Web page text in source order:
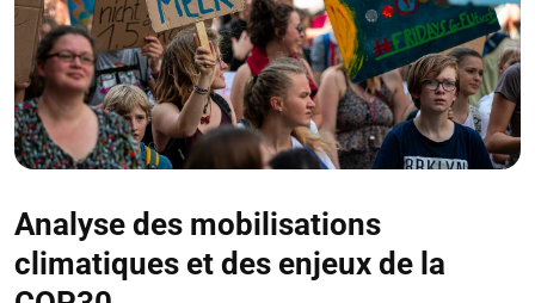
Analyse des mobilisations
climatiques et des enjeux de la